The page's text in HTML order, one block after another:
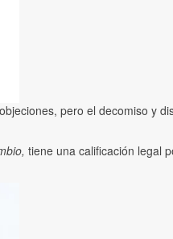
pero el decomiso y
tiene una calificación legal